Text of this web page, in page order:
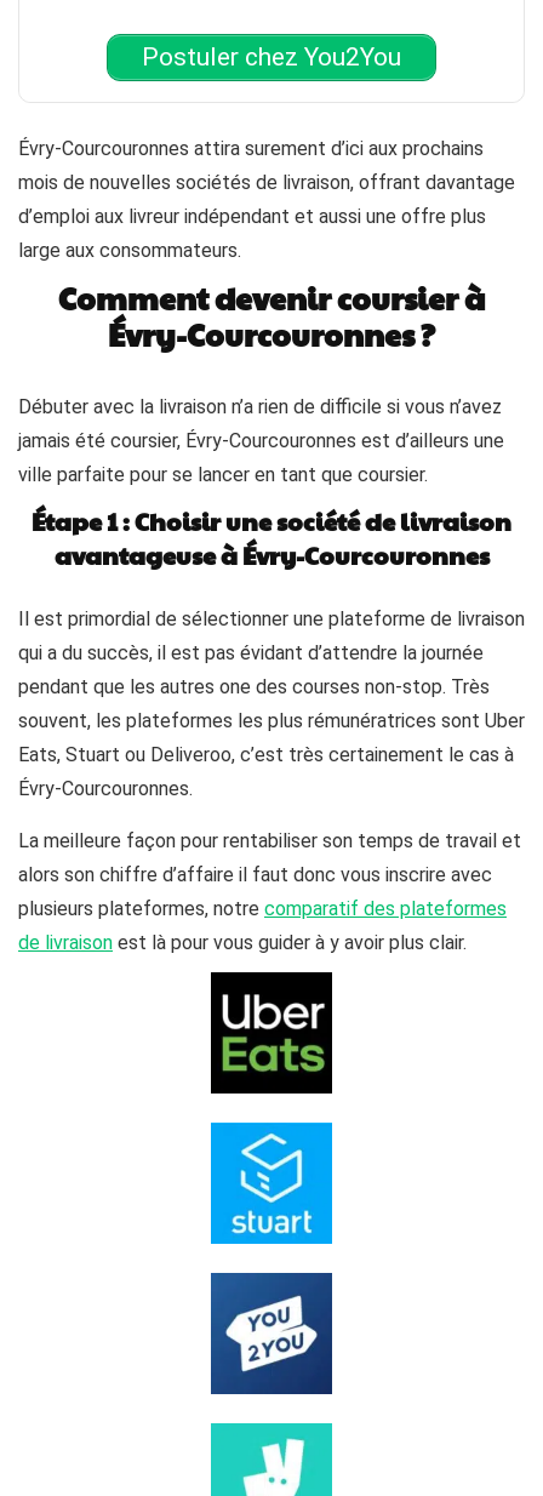
Postuler chez You2You
Évry-Courcouronnes attira surement d’ici aux prochains
mois de nouvelles sociétés de livraison, offrant davantage
d’emploi aux livreur indépendant et aussi une offre plus
large aux consommateurs.
Comment devenir coursier à
Évry-Courcouronnes ?
Débuter avec la livraison n’a rien de difficile si vous n’avez
jamais été coursier, Évry-Courcouronnes est d’ailleurs une
ville parfaite pour se lancer en tant que coursier.
Étape 1 : Choisir une société de livraison
avantageuse à Évry-Courcouronnes
Il est primordial de sélectionner une plateforme de livraison
qui a du succès, il est pas évidant d’attendre la journée
pendant que les autres one des courses non-stop. Très
souvent, les plateformes les plus rémunératrices sont Uber
Eats, Stuart ou Deliveroo, c’est très certainement le cas à
Évry-Courcouronnes.
La meilleure façon pour rentabiliser son temps de travail et
alors son chiffre d’affaire il faut donc vous inscrire avec
plusieurs plateformes, notre comparatif des plateformes
de livraison est là pour vous guider à y avoir plus clair.